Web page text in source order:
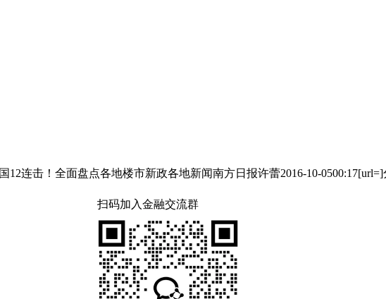
连击！全面盘点各地楼市新政各地新闻南方日报许蕾2016-10-
扫码加入金融交流群